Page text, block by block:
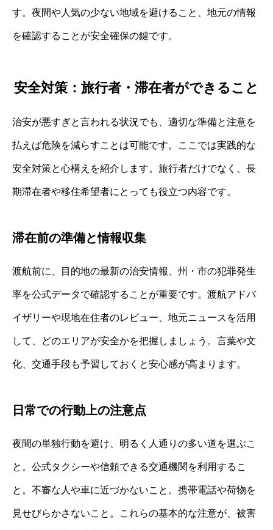
す。夜間や人気の少ない地域を避けること、地元の情報
を確認することが安全確保の鍵です。
安全対策：旅行者・滞在者ができること
治安が悪すぎと言われる状況でも、適切な準備と注意を
払えば危険を減らすことは可能です。ここでは実践的な
安全対策と心構えを紹介します。旅行者だけでなく、長
期滞在者や移住希望者にとっても役立つ内容です。
滞在前の準備と情報収集
渡航前に、目的地の最新の治安情報、州・市の犯罪発生
率を公式データで確認することが重要です。渡航アドバ
イザリーや現地在住者のレビュー、地元ニュースを活用
して、どのエリアが安全かを把握しましょう。言葉や文
化、交通手段も予習しておくと安心感が高まります。
日常での行動上の注意点
夜間の単独行動を避け、明るく人通りの多い道を選ぶこ
と。公式タクシーや信頼できる交通機関を利用するこ
と。不審な人や車に近づかないこと。携帯電話や荷物を
見せびらかさないこと。これらの基本的な注意が、被害